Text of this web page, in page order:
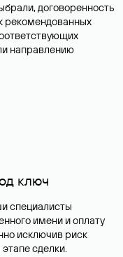
договоренность
рекомендованных
направлению
ключ
специалисты
имени и оплату
исключив риск
сделки.